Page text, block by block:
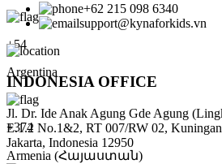
+54
Argentina
+374
Armenia (Հայաստան)
+62 215 098 6340
support@kynaforkids.vn
INDONESIA OFFICE
Jl. Dr. Ide Anak Agung Gde Agung
E.1.2 No.1&2, RT 007/RW 02,
Jakarta, Indonesia 12950